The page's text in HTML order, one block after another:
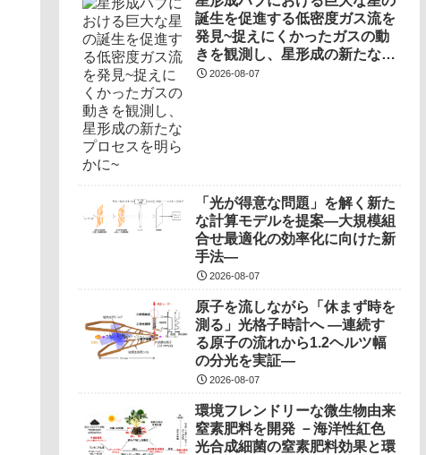
誕生を促進する低密度ガス流を
発見~捉えにくかったガスの動
きを観測し、星形成の新たなプ
ロセスを明らかに~
2026-08-07
「光が得意な問題」を解く新た
な計算モデルを提案―大規模組
合せ最適化の効率化に向けた新
手法―
2026-08-07
原子を流しながら「休まず時を
測る」光格子時計へ ―連続す
る原子の流れから1.2ヘルツ幅
の分光を実証―
2026-08-07
環境フレンドリーな微生物由来
窒素肥料を開発 －海洋性紅色
光合成細菌の窒素肥料効果と環